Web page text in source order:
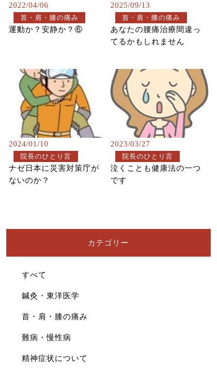
2022/04/06
首・肩・膝の痛み
運動か？安静か？⑥
2025/09/13
首・肩・膝の痛み
あなたの腰痛治療間違っ
てるかもしれません
2024/01/10
院長のひとり言
ナゼ日本に災害対策庁が
ないのか？
2023/03/27
院長のひとり言
泣くことも健康法の一つ
です
カテゴリー
すべて
鍼灸・東洋医学
首・肩・膝の痛み
難病・慢性病
精神症状について